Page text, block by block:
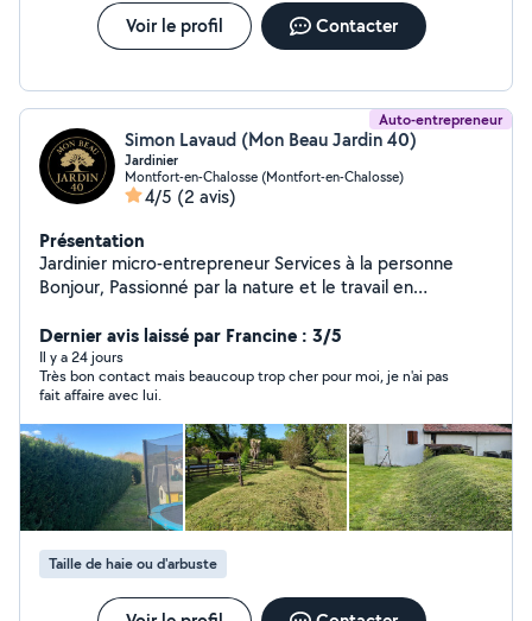
Voir le profil Contacter
Auto-entrepreneur
Simon Lavaud (Mon Beau Jardin 40)
Jardinier
Montfort-en-Chalosse (Montfort-en-Chalosse)
4/5 (2 avis)
Présentation
Jardinier micro-entrepreneur Services à la personne
Bonjour, Passionné par la nature et le travail en
pour entretenir et embellir vos espaces verts. En tant
que micro-entrepreneur déclaré dans le cadre des
services à la personne, vous pouvez bénéficier d'un
travail soigné, sérieux et adapté à vos besoins. Mes
prestations : Tonte de pelouse Taille de haies et
arbustes Désherbage Entretien général du jardin
Ramassage de feuilles Petits travaux extérieurs Travail
propre et appliqué Respect des délais Matériel adapté
À l'écoute de vos demandes Que ce soit pour un
entretien régulier ou une intervention ponctuelle, je suis
disponible pour vous aider à garder un jardin agréable
toute l'année. N'hésitez pas à me contacter pour plus
Dernier avis laissé par Francine : 3/5
Il y a 24 jours
Très bon contact mais beaucoup trop cher pour moi, je n'ai pas
fait affaire avec lui.
Taille de haie ou d'arbuste